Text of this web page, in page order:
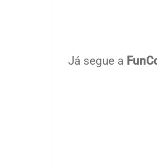
Já segue a